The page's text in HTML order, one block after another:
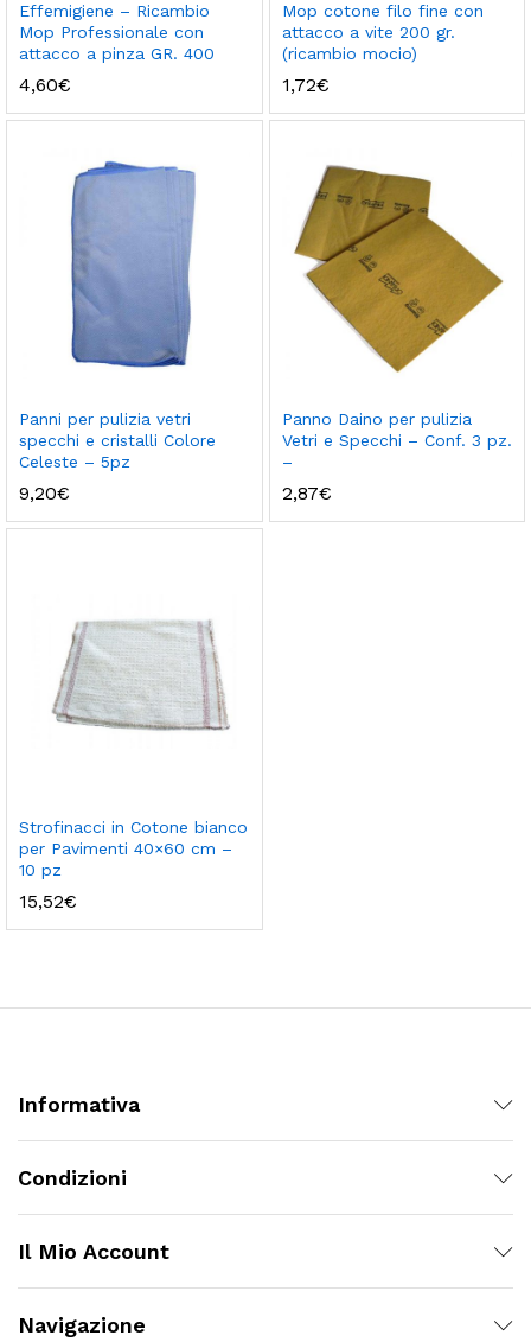
Effemigiene – Ricambio
Mop Professionale con
attacco a pinza GR. 400
4,60€
Mop cotone filo fine con
attacco a vite 200 gr.
(ricambio mocio)
1,72€
Panni per pulizia vetri
specchi e cristalli Colore
Celeste – 5pz
9,20€
Panno Daino per pulizia
Vetri e Specchi – Conf. 3 pz.
–
2,87€
Strofinacci in Cotone bianco
per Pavimenti 40×60 cm –
10 pz
15,52€
Informativa
Condizioni
Il Mio Account
Navigazione